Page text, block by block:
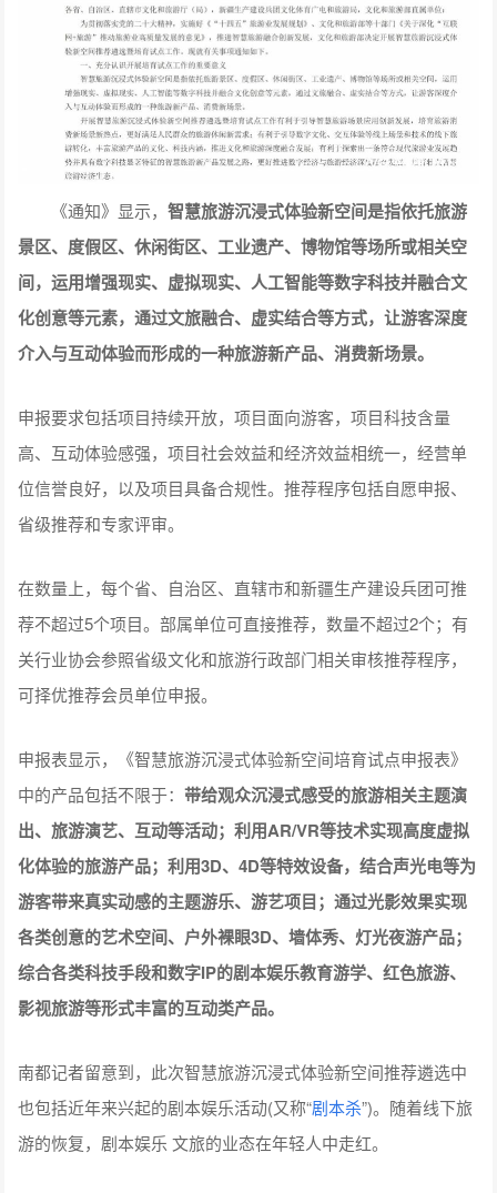
《通知》显示，智慧旅游沉浸式体验新空间是指依托旅游
景区、度假区、休闲街区、工业遗产、博物馆等场所或相关空
间，运用增强现实、 虚拟现实、人工智能等数字科技并融合文
化创意等元素，通过文旅融合、虚实结合等方式，让游客深度
介入与互动体验而形成的一种旅游新产品、消费新场景。
申报要求包括项目持续开放，项目面向游客，项目科技含量
高、互动体验感强，项目社会效益和经济效益相统一，经营单
位信誉良好，以及项目具备合规性。推荐程序包括自愿申报、
省级推荐和专家评审。
在数量上，每个省、自治区、直辖市和新疆生产建设兵团可推
荐不超过5个项目。部属单位可直接推荐，数量不超过2个；有
关行业协会参照省级文化和旅游行政部门相关审核推荐程序，
可择优推荐会员单位申报。
申报表显示，《智慧旅游沉浸式体验新空间培育试点申报表》
中的产品包括不限于：带给观众沉浸式感受的旅游相关主题演
出、旅游演艺、互动等活动；利用AR/VR等技术实现高度虚拟
化体验的旅游产品；利用3D、4D等特效设备，结合声光电等为
游客带来真实动感的主题游乐、游艺项目；通过光影效果实现
各类创意的艺术空间、户外裸眼3D、墙体秀、灯光夜游产品；
综合各类科技手段和数字IP的剧本娱乐教育游学、红色旅游、
影视旅游等形式丰富的互动类产品。
南都记者留意到，此次智慧旅游沉浸式体验新空间推荐遴选中
也包括近年来兴起的剧本娱乐活动(又称“剧本杀”)。随着线下旅
游的恢复，剧本娱乐 文旅的业态在年轻人中走红。